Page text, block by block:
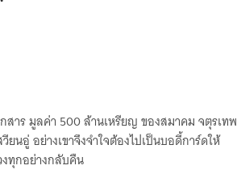
สาร มูลค่า 500 ล้านเหรียญ ของสมาคม จตุรเทพ
นอู่ อย่างเขาจึงจำใจต้องไปเป็นบอดี้การ์ดให้
งทุกอย่างกลับคืน